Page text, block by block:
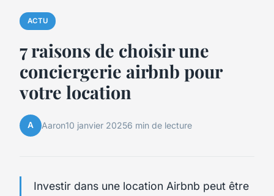
ACTU
7 raisons de choisir une
conciergerie airbnb pour
votre location
A Aaron10 janvier 20256 min de lecture
Investir dans une location Airbnb peut être